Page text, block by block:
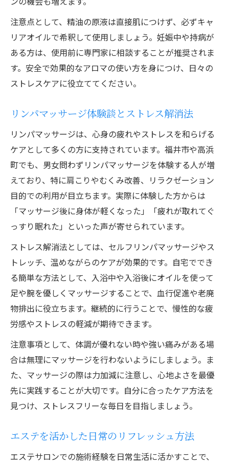
注意点として、精油の原液は直接肌につけず、必ずキャ
リアオイルで希釈して使用しましょう。妊娠中や持病が
ある方は、使用前に専門家に相談することが推奨されま
す。安全で効果的なアロマの使い方を身につけ、日々の
ストレスケアに役立ててください。
リンパマッサージ体験談とストレス解消法
リンパマッサージは、心身の疲れやストレスを和らげる
ケアとして多くの方に支持されています。福井市や高浜
町でも、男女問わずリンパマッサージを体験する人が増
えており、特に肩こりやむくみ改善、リラクゼーション
目的での利用が目立ちます。実際に体験した方からは
「マッサージ後に身体が軽くなった」「疲れが取れてぐ
っすり眠れた」といった声が寄せられています。
ストレス解消法としては、セルフリンパマッサージやス
トレッチ、温めながらのケアが効果的です。自宅ででき
る簡単な方法として、入浴中や入浴後にオイルを使って
足や腕を優しくマッサージすることで、血行促進や老廃
物排出に役立ちます。継続的に行うことで、慢性的な疲
労感やストレスの軽減が期待できます。
注意事項として、体調が優れない時や強い痛みがある場
合は無理にマッサージを行わないようにしましょう。ま
た、マッサージの際は力加減に注意し、心地よさを最優
先に実践することが大切です。自分に合ったケア方法を
見つけ、ストレスフリーな毎日を目指しましょう。
エステを活かした日常のリフレッシュ方法
エステサロンでの施術経験を日常生活に活かすことで、